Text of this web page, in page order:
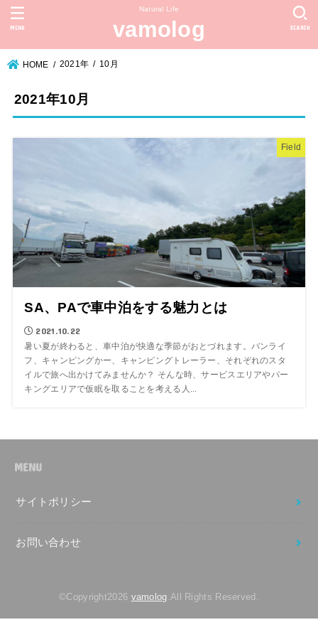
Natural Life
vamolog SEARCH
MENU
HOME 2021年 10月
2021年10月
Field
SA、PAで車中泊をする魅力とは
2021.10.22
暑い夏が終わると、車中泊が快適な季節がおとづれます。バンライ
フ、キャンピングかー、キャンピングトレーラー、それぞれのスタ
イルで旅へ出かけてみませんか？ そんな時、サービスエリアやパー
キングエリアで仮眠を取ることを考える人...
MENU
サイトポリシー
お問い合わせ
©Copyright2026 vamolog.All Rights Reserved.